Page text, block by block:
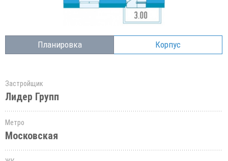
Планировка Корпус
Застройщик
Лидер Групп
Метро
Московская